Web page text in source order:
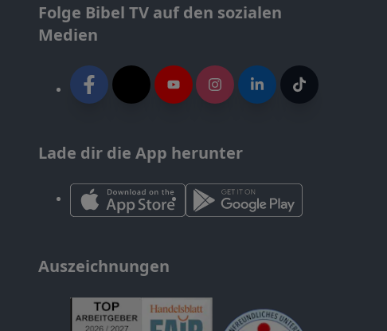
Folge Bibel TV auf den sozialen
Medien
Lade dir die App herunter
Auszeichnungen